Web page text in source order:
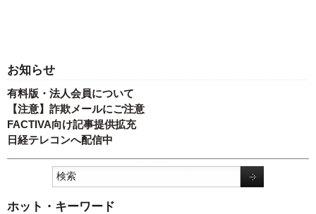
お知らせ
有料版・法人会員について
【注意】詐欺メールにご注意
FACTIVA向け記事提供拡充
日経テレコンへ配信中
ホット・キーワード